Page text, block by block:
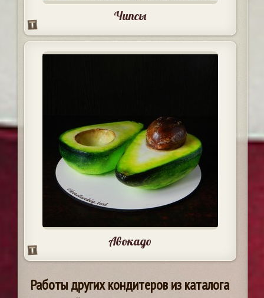
Чипсы
Авокадо
Работы других кондитеров из каталога